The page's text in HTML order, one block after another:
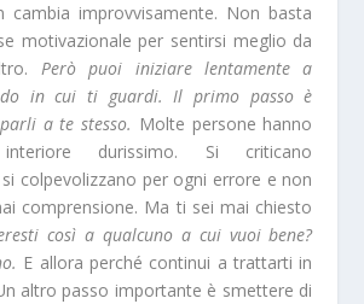
cambia improvvisamente. Non basta
motivazionale per sentirsi meglio da
Però puoi iniziare lentamente a
in cui ti guardi. Il primo passo è
a te stesso. Molte persone hanno
durissimo. Si criticano
colpevolizzano per ogni errore e non
comprensione. Ma ti sei mai chiesto
così a qualcuno a cui vuoi bene?
E allora perché continui a trattarti in
altro passo importante è smettere di